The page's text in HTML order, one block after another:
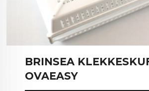
BRINSEA
OVAEASY